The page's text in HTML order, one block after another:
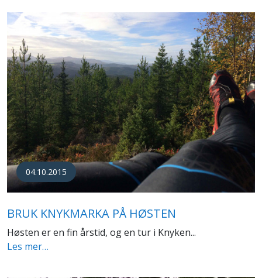
04.10.2015
BRUK KNYKMARKA PÅ HØSTEN
Høsten er en fin årstid, og en tur i Knyken...
Les mer…